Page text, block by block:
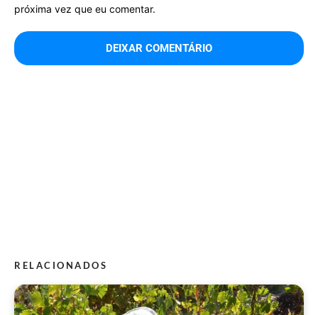
próxima vez que eu comentar.
RELACIONADOS